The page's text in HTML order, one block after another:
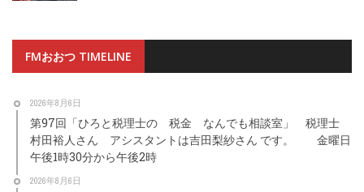
FMおおつ TIMELINE
2026年8月6日
第97回「ひろと税理士の 税金 なんでも相談室」 税理士
村田裕人さん アシスタントは吉田梨紗さん です。 金曜日
午後1時30分から午後2時
2026年8月6日